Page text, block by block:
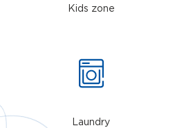
Kids zone
Laundry